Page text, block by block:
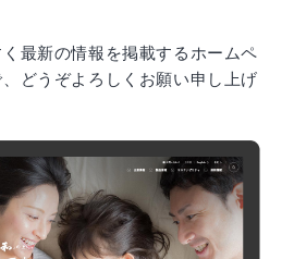
最新の情報を掲載するホームペ
どうぞよろしくお願い申し上げ